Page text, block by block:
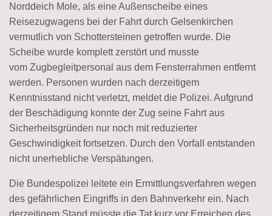
Norddeich Mole, als eine Außenscheibe eines
Reisezugwagens bei der Fahrt durch Gelsenkirchen
vermutlich von Schottersteinen getroffen wurde. Die
Scheibe wurde komplett zerstört und musste
vom Zugbegleitpersonal aus dem Fensterrahmen entfernt
werden. Personen wurden nach derzeitigem
Kenntnisstand nicht verletzt, meldet die Polizei. Aufgrund
der Beschädigung konnte der Zug seine Fahrt aus
Sicherheitsgründen nur noch mit reduzierter
Geschwindigkeit fortsetzen. Durch den Vorfall entstanden
nicht unerhebliche Verspätungen.
Die Bundespolizei leitete ein Ermittlungsverfahren wegen
des gefährlichen Eingriffs in den Bahnverkehr ein. Nach
derzeitigem Stand müsste die Tat kurz vor Erreichen des